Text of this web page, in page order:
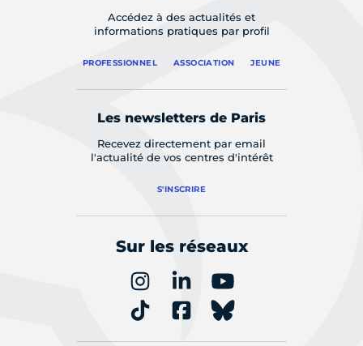
Accédez à des actualités et
informations pratiques par profil
PROFESSIONNEL ASSOCIATION JEUNE
Les newsletters de Paris
Recevez directement par email
l'actualité de vos centres d'intérêt
S'INSCRIRE
Sur les réseaux